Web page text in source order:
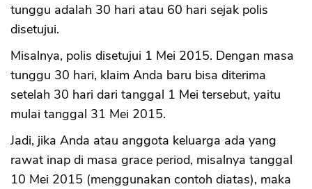
tunggu adalah 30 hari atau 60 hari sejak polis
disetujui.
Misalnya, polis disetujui 1 Mei 2015. Dengan masa
tunggu 30 hari, klaim Anda baru bisa diterima
setelah 30 hari dari tanggal 1 Mei tersebut, yaitu
mulai tanggal 31 Mei 2015.
Jadi, jika Anda atau anggota keluarga ada yang
rawat inap di masa grace period, misalnya tanggal
10 Mei 2015 (menggunakan contoh diatas), maka